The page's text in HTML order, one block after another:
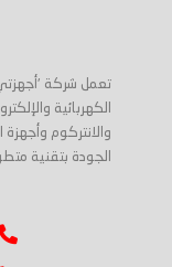
تعمل شركة 'أجهزتي'
الكهربائية
والانتركوم وأجهزة
الجودة بتقنية